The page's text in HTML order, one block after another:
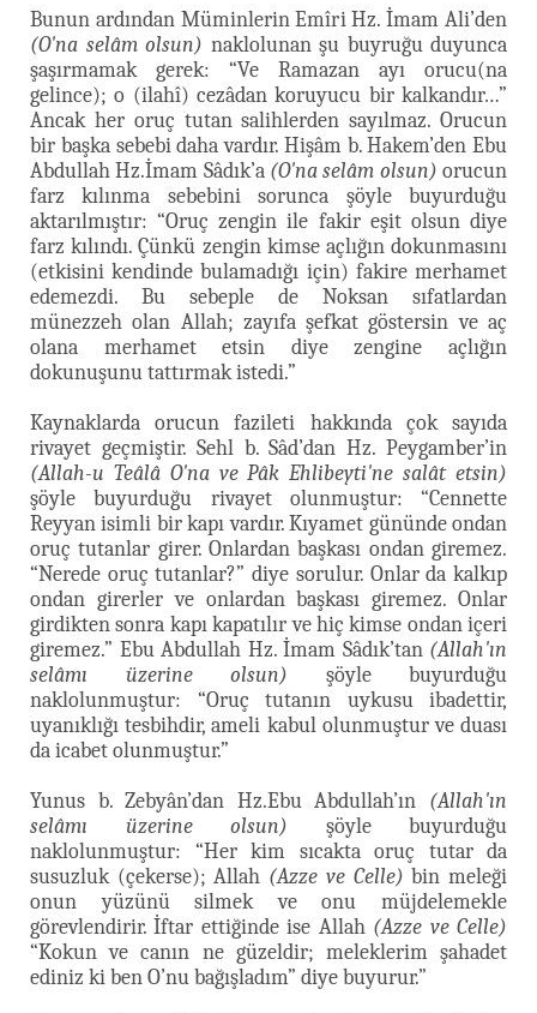
Bunun ardından Müminlerin Emîri Hz. İmam Ali’den
(O'na selâm olsun) naklolunan şu buyruğu duyunca
şaşırmamak gerek: “Ve Ramazan ayı orucu(na
gelince); o (ilahî) cezâdan koruyucu bir kalkandır…”
Ancak her oruç tutan salihlerden sayılmaz. Orucun
bir başka sebebi daha vardır. Hişâm b. Hakem’den Ebu
Abdullah Hz.İmam Sâdık’a (O'na selâm olsun) orucun
farz kılınma sebebini sorunca şöyle buyurduğu
aktarılmıştır: “Oruç zengin ile fakir eşit olsun diye
farz kılındı. Çünkü zengin kimse açlığın dokunmasını
(etkisini kendinde bulamadığı için) fakire merhamet
edemezdi. Bu sebeple de Noksan sıfatlardan
münezzeh olan Allah; zayıfa şefkat göstersin ve aç
olana merhamet etsin diye zengine açlığın
dokunuşunu tattırmak istedi.”
Kaynaklarda orucun fazileti hakkında çok sayıda
rivayet geçmiştir. Sehl b. Sâd’dan Hz. Peygamber’in
(Allah-u Teâlâ O'na ve Pâk Ehlibeyti'ne salât etsin)
şöyle buyurduğu rivayet olunmuştur: “Cennette
Reyyan isimli bir kapı vardır. Kıyamet gününde ondan
oruç tutanlar girer. Onlardan başkası ondan giremez.
“Nerede oruç tutanlar?” diye sorulur. Onlar da kalkıp
ondan girerler ve onlardan başkası giremez. Onlar
girdikten sonra kapı kapatılır ve hiç kimse ondan içeri
giremez.” Ebu Abdullah Hz. İmam Sâdık’tan (Allah'ın
selâmı üzerine olsun) şöyle buyurduğu
naklolunmuştur: “Oruç tutanın uykusu ibadettir,
uyanıklığı tesbihdir, ameli kabul olunmuştur ve duası
da icabet olunmuştur.”
Yunus b. Zebyân’dan Hz.Ebu Abdullah’ın (Allah'ın
selâmı üzerine olsun) şöyle buyurduğu
naklolunmuştur: “Her kim sıcakta oruç tutar da
susuzluk (çekerse); Allah (Azze ve Celle) bin meleği
onun yüzünü silmek ve onu müjdelemekle
görevlendirir. İftar ettiğinde ise Allah (Azze ve Celle)
“Kokun ve canın ne güzeldir; meleklerim şahadet
ediniz ki ben O’nu bağışladım” diye buyurur.”